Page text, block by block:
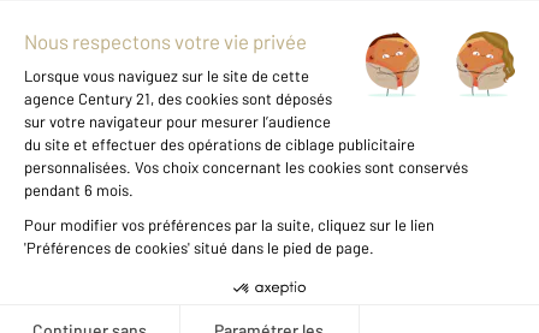
Mentions légales & CGU et Barèmes d'honoraires
Données personnelles
Gestionnaire des cookies
Location appartement autour de ST AFFRIQUE (12400)